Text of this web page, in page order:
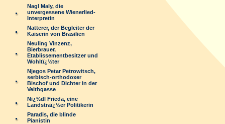
Nagl Maly, die
unvergessene Wienerlied-
Interpretin
Natterer, der Begleiter der
Kaiserin von Brasilien
Neuling Vinzenz,
Bierbrauer,
Etablissementbesitzer und
Wohltï¿½ter
Njegos Petar Petrowitsch,
serbisch-orthodoxer
Bischof und Dichter in der
Veithgasse
Nï¿½dl Frieda, eine
Landstraï¿½er Politikerin
Paradis, die blinde
Pianistin